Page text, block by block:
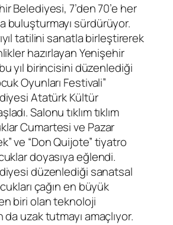
Belediyesi, 7’den 70’e her
buluşturmayı sürdürüyor.
tatilini sanatla birleştirerek
hazırlayan Yenişehir
yıl birincisini düzenlediği
Oyunları Festivali”
Atatürk Kültür
Salonu tıklım tıklım
Cumartesi ve Pazar
ve “Don Quijote” tiyatro
doyasıya eğlendi.
düzenlediği sanatsal
çağın en büyük
biri olan teknoloji
da uzak tutmayı amaçlıyor.